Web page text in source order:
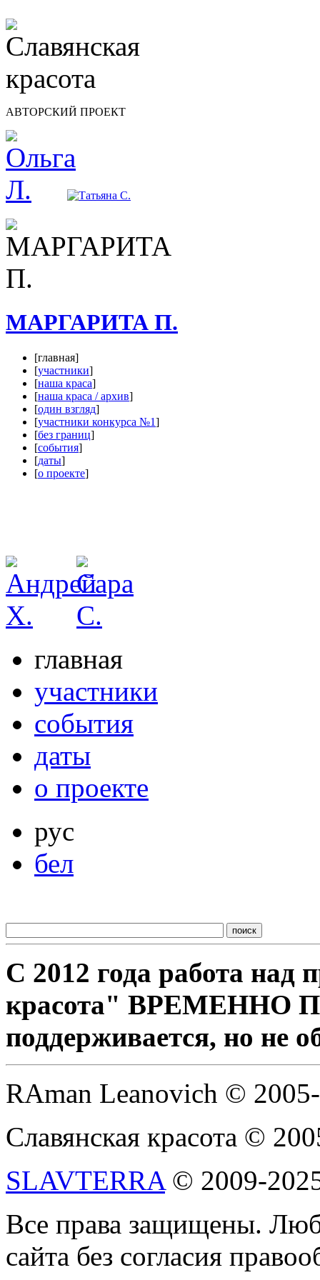
АВТОРСКИЙ ПРОЕКТ
МАРГАРИТА П.
[главная]
[участники]
[наша краса]
[наша краса / архив]
[один взгляд]
[участники конкурса №1]
[без границ]
[события]
[даты]
[о проекте]
главная
участники
события
даты
о проекте
рус
бел
С 2012 года работа над
красота" ВРЕМЕННО
поддерживается, но не
RAman Leanovich ©
Славянская красота ©
SLAVTERRA© 2009-
Все права защищены.
сайта без согласия